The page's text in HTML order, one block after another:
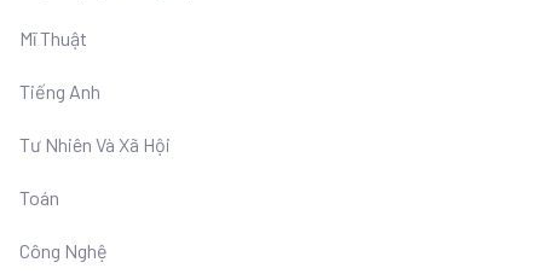
Mĩ Thuật
Tiếng Anh
Tư Nhiên Và Xã Hội
Toán
Công Nghệ